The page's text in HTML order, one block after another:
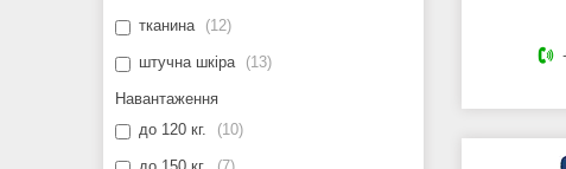
тканина 12
штучна шкіра 13
Навантаження
до 120 кг.
10